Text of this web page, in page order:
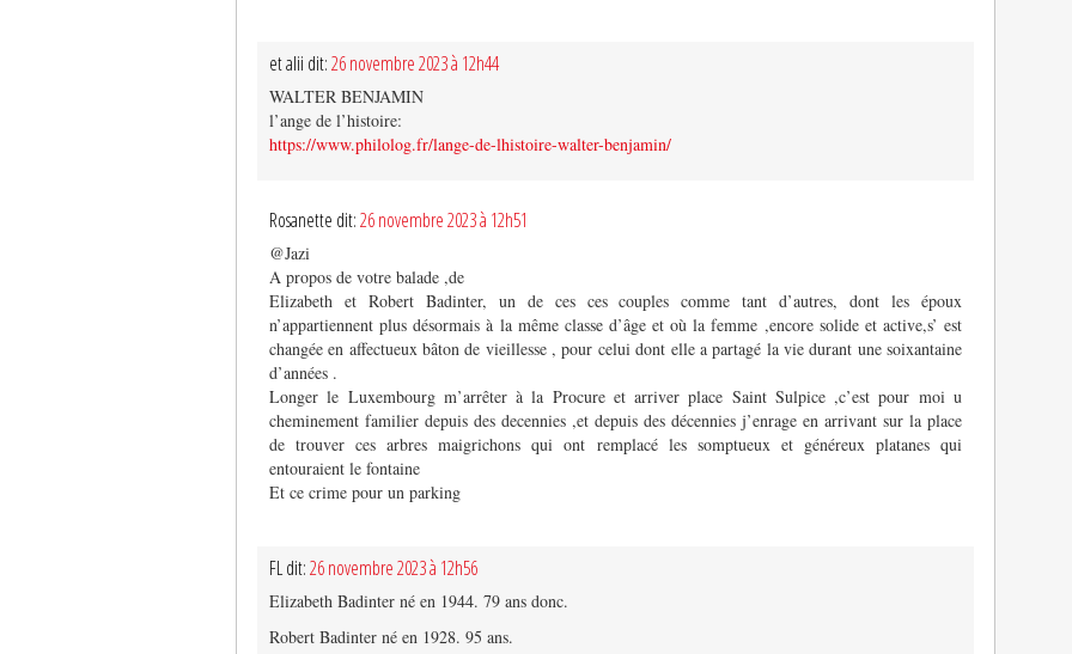
et alii dit:26 novembre 2023 à 12h44
WALTER BENJAMIN
l’ange de l’histoire:
https://www.philolog.fr/lange-de-lhistoire-walter-benjamin/
Rosanette dit:26 novembre 2023 à 12h51
@Jazi
A propos de votre balade ,de
Elizabeth et Robert Badinter, un de ces ces couples comme tant d’autres, dont les époux
n’appartiennent plus désormais à la même classe d’âge et où la femme ,encore solide et active,s’ est
changée en affectueux bâton de vieillesse , pour celui dont elle a partagé la vie durant une soixantaine
d’années .
Longer le Luxembourg m’arrêter à la Procure et arriver place Saint Sulpice ,c’est pour moi u
cheminement familier depuis des decennies ,et depuis des décennies j’enrage en arrivant sur la place
de trouver ces arbres maigrichons qui ont remplacé les somptueux et généreux platanes qui
entouraient le fontaine
Et ce crime pour un parking
FL dit:26 novembre 2023 à 12h56
Elizabeth Badinter né en 1944. 79 ans donc.
Robert Badinter né en 1928. 95 ans.